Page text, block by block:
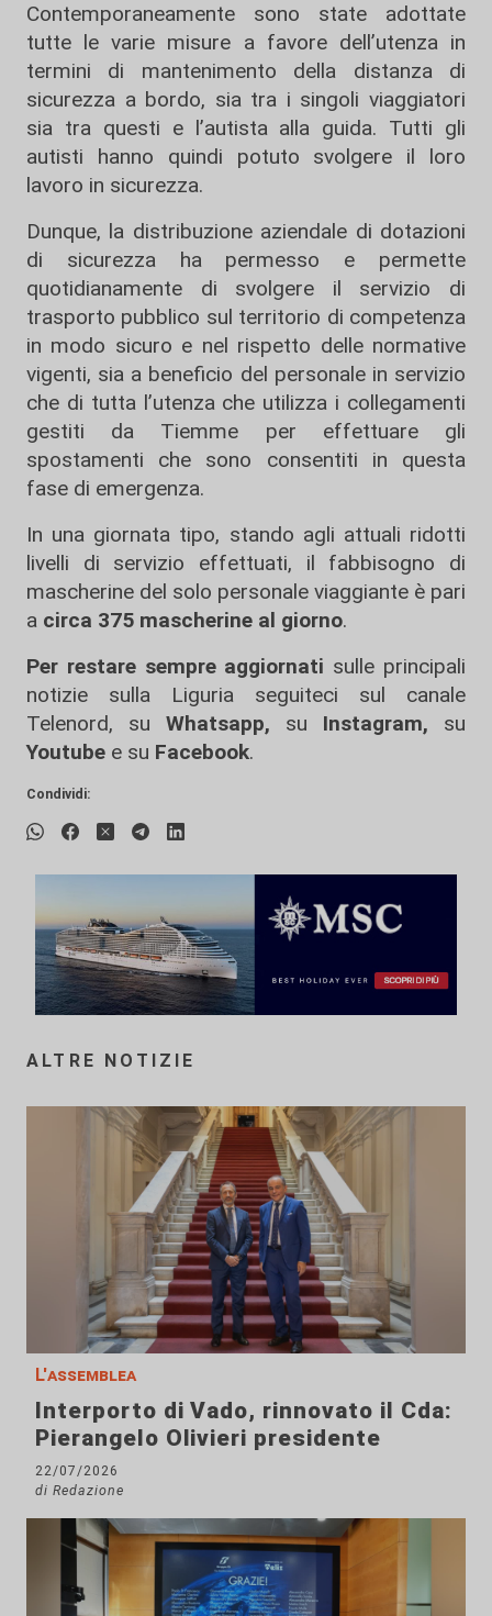
Contemporaneamente sono state adottate
tutte le varie misure a favore dell’utenza in
termini di mantenimento della distanza di
sicurezza a bordo, sia tra i singoli viaggiatori
sia tra questi e l’autista alla guida. Tutti gli
autisti hanno quindi potuto svolgere il loro
lavoro in sicurezza.
Dunque, la distribuzione aziendale di dotazioni
di sicurezza ha permesso e permette
quotidianamente di svolgere il servizio di
trasporto pubblico sul territorio di competenza
in modo sicuro e nel rispetto delle normative
vigenti, sia a beneficio del personale in servizio
che di tutta l’utenza che utilizza i collegamenti
gestiti da Tiemme per effettuare gli
spostamenti che sono consentiti in questa
fase di emergenza.
In una giornata tipo, stando agli attuali ridotti
livelli di servizio effettuati, il fabbisogno di
mascherine del solo personale viaggiante è pari
a circa 375 mascherine al giorno.
Per restare sempre aggiornati sulle principali
notizie sulla Liguria seguiteci sul canale
Telenord, su
Whatsapp, su Instagram, su
Youtube e su Facebook.
Condividi:
ALTRE NOTIZIE
L'assemblea
Interporto di Vado, rinnovato il Cda:
Pierangelo Olivieri presidente
22/07/2026
di Redazione